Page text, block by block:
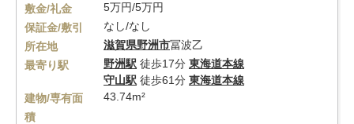
敷金/礼金
5万円/5万円
保証金/敷引
なし/なし
所在地
滋賀県野洲市冨波乙
最寄り駅
野洲駅 徒歩17分 東海道本線
守山駅 徒歩61分 東海道本線
建物/専有面
積
43.74m²